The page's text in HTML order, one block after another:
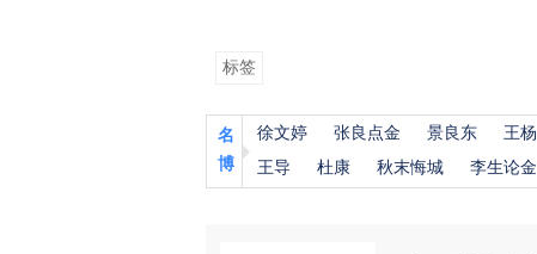
标签
名
博
徐文婷 张良点金 景良东 王杨
王导
杜康 秋末悔城 李生论金